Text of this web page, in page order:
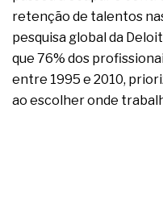
retenção de talentos
pesquisa global da
que 76% dos
entre 1995 e 2010,
ao escolher onde